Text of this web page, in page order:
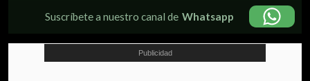
Suscríbete a nuestro canal de Whatsapp